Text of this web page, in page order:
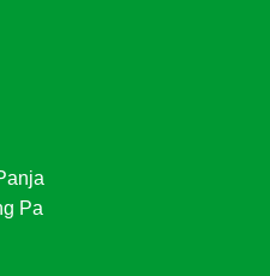
Pa